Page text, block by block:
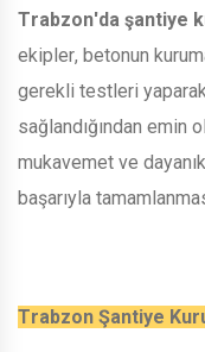
Trabzon'da şantiye
ekipler, betonun
gerekli testleri yaparak
sağlandığından emin
mukavemet ve
başarıyla
Trabzon Şantiye